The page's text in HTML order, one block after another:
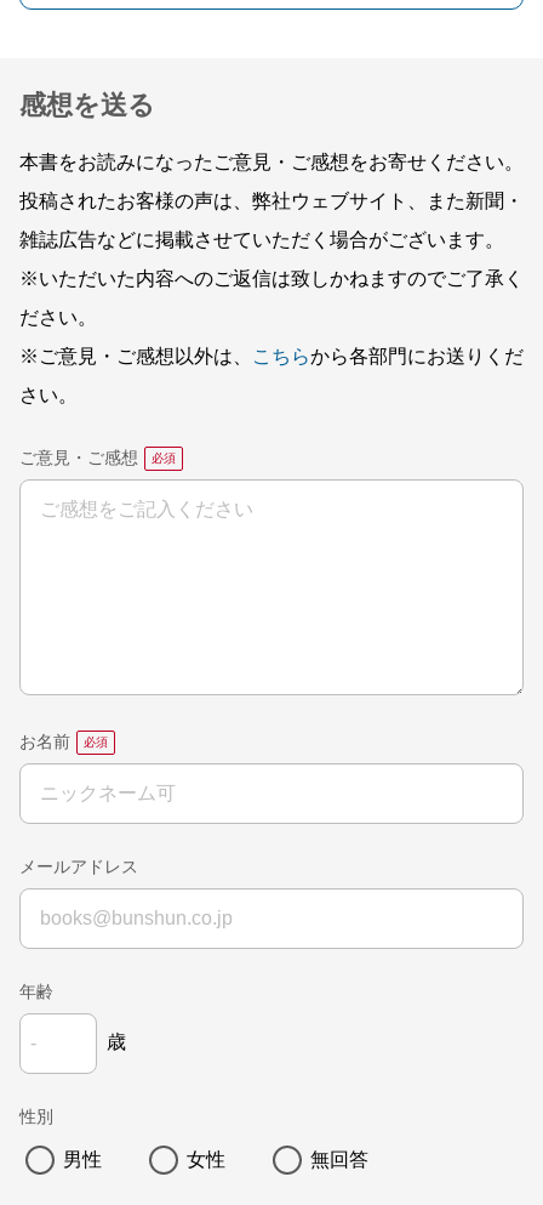
感想を送る
本書をお読みになったご意見・ご感想をお寄せください。
投稿されたお客様の声は、弊社ウェブサイト、また新聞・
雑誌広告などに掲載させていただく場合がございます。
※いただいた内容へのご返信は致しかねますのでご了承く
ださい。
※ご意見・ご感想以外は、
こちらから各部門にお送りくだ
さい。
ご意見・ご感想
お名前
メールアドレス
年齢
歳
性別
男性 女性 無回答